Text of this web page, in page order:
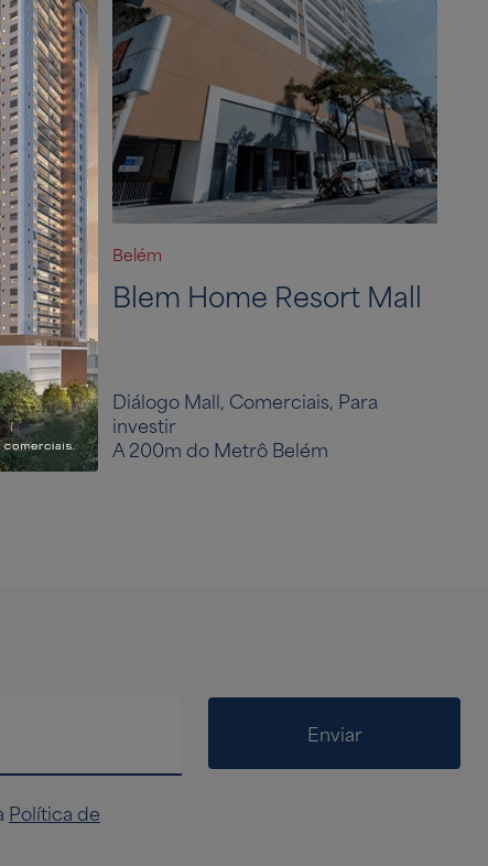
Mall
Belém
Blem Home Resort Mall
Diálogo Mall, Comerciais, Para
investir
A 200m do Metrô Belém
Política de
Enviar